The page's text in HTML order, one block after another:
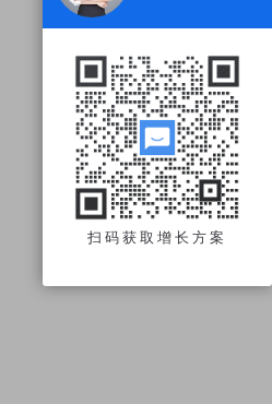
扫码获取增长方案